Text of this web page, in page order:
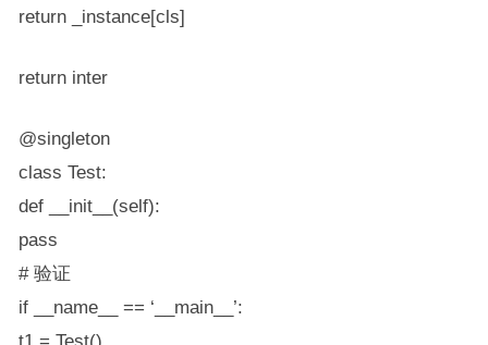
return _instance[cls]
return inter
@singleton
class Test:
def __init__(self):
pass
# 验证
if __name__ == ‘__main__’:
t1 = Test()